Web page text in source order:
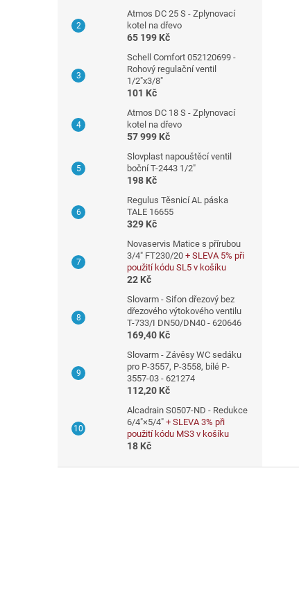
Atmos DC 25 S - Zplynovací
kotel na dřevo
65 199 Kč
Schell Comfort 052120699 -
Rohový regulační ventil
1/2"x3/8"
101 Kč
Atmos DC 18 S - Zplynovací
kotel na dřevo
57 999 Kč
Slovplast napouštěcí ventil
boční T-2443 1/2"
198 Kč
Regulus Těsnicí AL páska
TALE 16655
329 Kč
Novaservis Matice s přírubou
3/4" FT230/20 + SLEVA 5% při
použití kódu SL5 v košíku
22 Kč
Slovarm - Sifon dřezový bez
dřezového výtokového ventilu
T-733/I DN50/DN40 - 620646
169,40 Kč
Slovarm - Závěsy WC sedáku
pro P-3557, P-3558, bílé P-
3557-03 - 621274
112,20 Kč
Alcadrain S0507-ND - Redukce
6/4"×5/4" + SLEVA 3% při
použití kódu MS3 v košíku
18 Kč